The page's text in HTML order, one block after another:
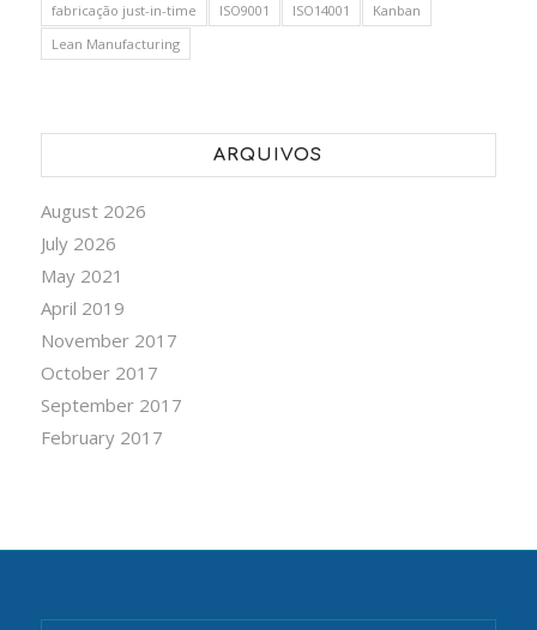
fabricação just-in-time
ISO9001 ISO14001
Kanban
Lean Manufacturing
ARQUIVOS
August 2026
July 2026
May 2021
April 2019
November 2017
October 2017
September 2017
February 2017